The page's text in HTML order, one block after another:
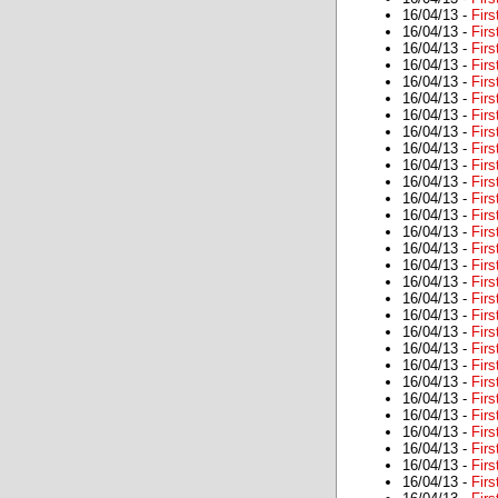
16/04/13 -
16/04/13 -
16/04/13 -
16/04/13 -
16/04/13 -
16/04/13 -
16/04/13 -
16/04/13 -
16/04/13 -
16/04/13 -
16/04/13 -
16/04/13 -
16/04/13 -
16/04/13 -
16/04/13 -
16/04/13 -
16/04/13 -
16/04/13 -
16/04/13 -
16/04/13 -
16/04/13 -
16/04/13 -
16/04/13 -
16/04/13 -
16/04/13 -
16/04/13 -
16/04/13 -
16/04/13 -
16/04/13 -